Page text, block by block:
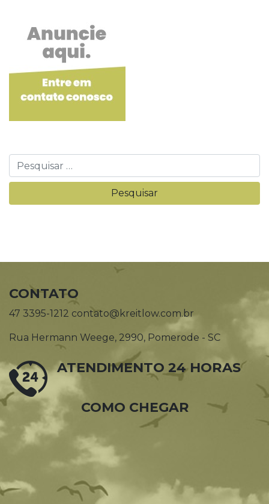
CONTATO
47 3395-1212 contato@kreitlow.com.br
Rua Hermann Weege, 2990, Pomerode - SC
ATENDIMENTO 24 HORAS
COMO CHEGAR